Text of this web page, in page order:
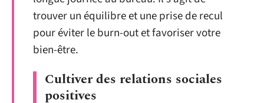
trouver un équilibre et une prise de recul
pour éviter le burn-out et favoriser votre
bien-être.
Cultiver des relations sociales
positives